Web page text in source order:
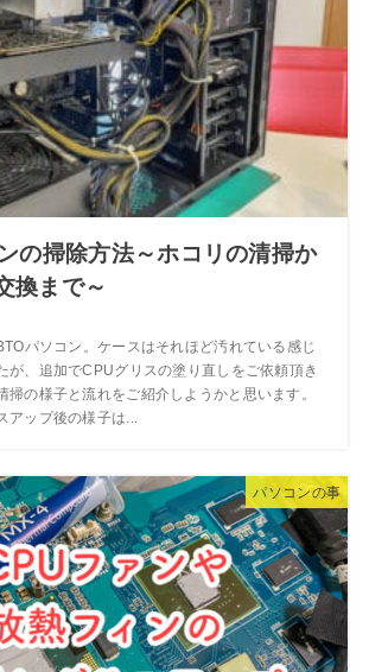
の掃除方法～ホコリの清掃か
換まで～
パソコン。ケースはそれほど汚れている感じ
が、追加でCPUグリスの塗り直しをご依頼頂き
掃の様子と流れをご紹介しようかと思います。
アップ後の様子は...
パソコンの事